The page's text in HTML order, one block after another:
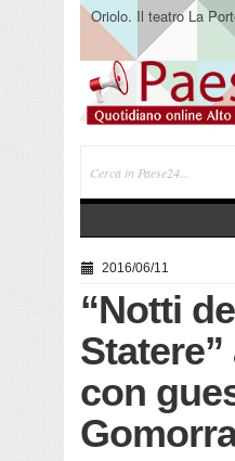
Oriolo. Il teatro La
terra”
2016/06/11
“Notti
con